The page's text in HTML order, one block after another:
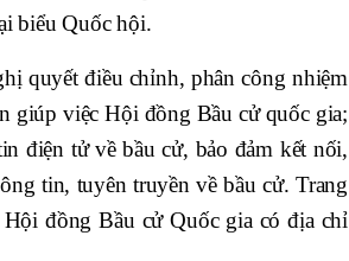
biểu Quốc hội.
quyết điều chỉnh, phân công nhiệm
giúp việc Hội đồng Bầu cử quốc gia;
điện tử về bầu cử, bảo đảm kết nối,
tin, tuyên truyền về bầu cử. Trang
đồng Bầu cử Quốc gia có địa chỉ